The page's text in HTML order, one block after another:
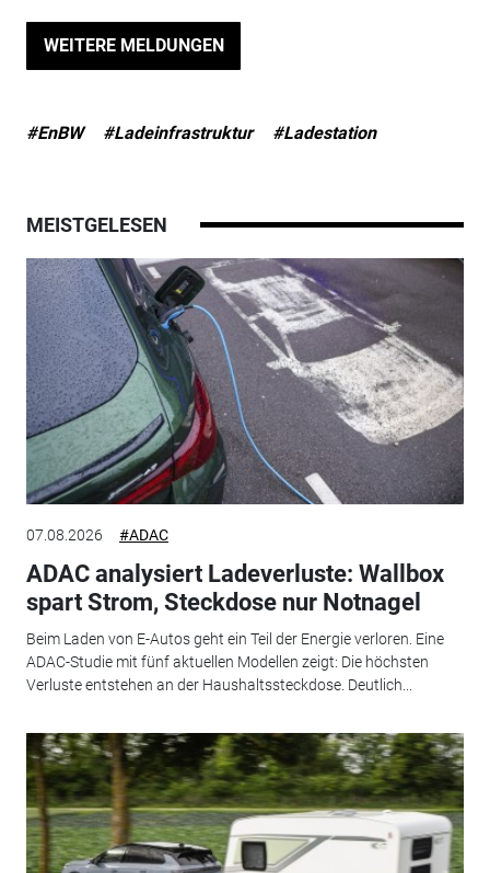
WEITERE MELDUNGEN
#EnBW #Ladeinfrastruktur #Ladestation
MEISTGELESEN
07.08.2026 #ADAC
ADAC analysiert Ladeverluste: Wallbox
spart Strom, Steckdose nur Notnagel
Beim Laden von E-Autos geht ein Teil der Energie verloren. Eine
ADAC-Studie mit fünf aktuellen Modellen zeigt: Die höchsten
Verluste entstehen an der Haushaltssteckdose. Deutlich...